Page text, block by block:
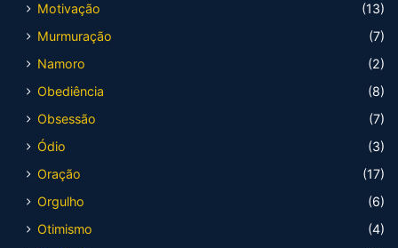
Motivação
(13)
Murmuração
(7)
Namoro
(2)
Obediência
(8)
Obsessão
(7)
Ódio
(3)
Oração
(17)
Orgulho
(6)
Otimismo
(4)